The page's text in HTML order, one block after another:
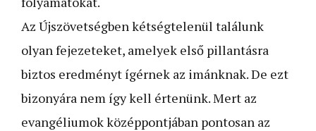
Az Újszövetségben kétségtelenül találunk
olyan fejezeteket, amelyek első pillantásra
biztos eredményt ígérnek az imánk­nak. De ezt
bizonyára nem így kell értenünk. Mert az
evangéliumok középpontjában pontosan az